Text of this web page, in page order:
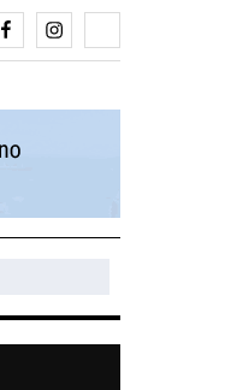
FacebookInstagram